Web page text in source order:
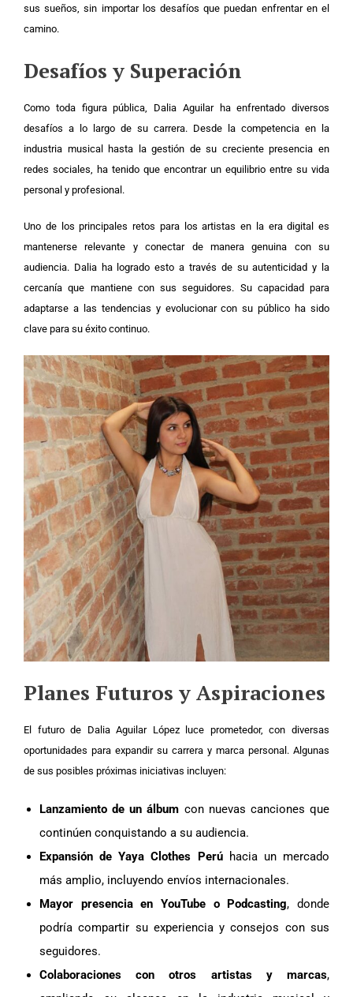
sus sueños, sin importar los desafíos que puedan enfrentar en el
camino.
Desafíos y Superación
Como toda figura pública, Dalia Aguilar ha enfrentado diversos
desafíos a lo largo de su carrera. Desde la competencia en la
industria musical hasta la gestión de su creciente presencia en
redes sociales, ha tenido que encontrar un equilibrio entre su vida
personal y profesional.
Uno de los principales retos para los artistas en la era digital es
mantenerse relevante y conectar de manera genuina con su
audiencia. Dalia ha logrado esto a través de su autenticidad y la
cercanía que mantiene con sus seguidores. Su capacidad para
adaptarse a las tendencias y evolucionar con su público ha sido
clave para su éxito continuo.
Planes Futuros y Aspiraciones
El futuro de Dalia Aguilar López luce prometedor, con diversas
oportunidades para expandir su carrera y marca personal. Algunas
de sus posibles próximas iniciativas incluyen:
Lanzamiento de un álbum con nuevas canciones que
continúen conquistando a su audiencia.
Expansión de Yaya Clothes Perúhacia un mercado
más amplio, incluyendo envíos internacionales.
Mayor presencia en YouTube o Podcasting, donde
podría compartir su experiencia y consejos con sus
seguidores.
Colaboraciones con otros artistas y marcas,